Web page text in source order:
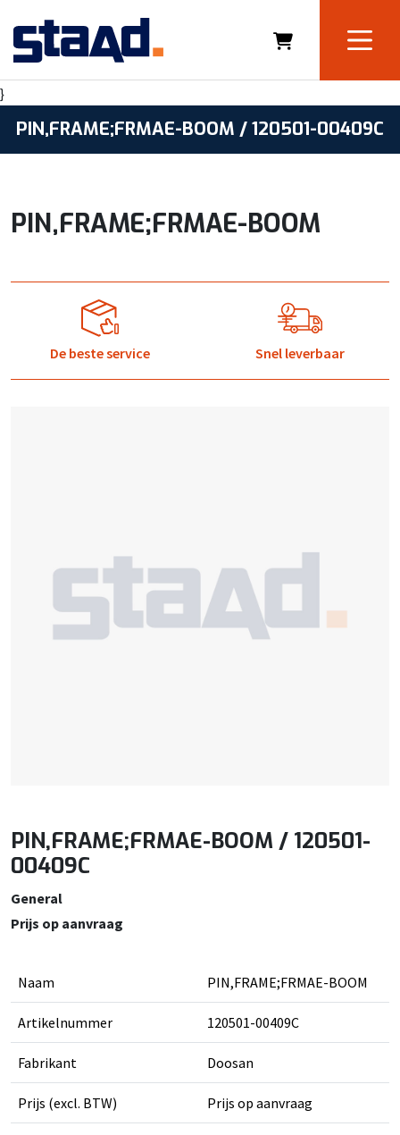
}
PIN,FRAME;FRMAE-BOOM / 120501-00409C
PIN,FRAME;FRMAE-BOOM
De beste service Snel leverbaar
PIN,FRAME;FRMAE-BOOM / 120501-
00409C
General
Prijs op aanvraag
Naam PIN,FRAME;FRMAE-BOOM
Artikelnummer 120501-00409C
Fabrikant Doosan
Prijs (excl. BTW) Prijs op aanvraag